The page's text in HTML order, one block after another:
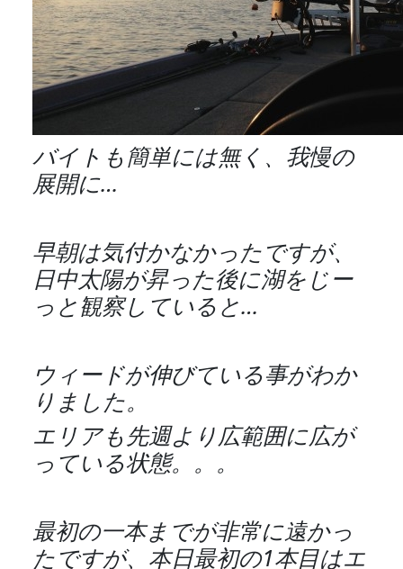
バイトも簡単には無く、我慢の
展開に…
早朝は気付かなかったですが、
日中太陽が昇った後に湖をじー
っと観察していると…
ウィードが伸びている事がわか
りました。
エリアも先週より広範囲に広が
っている状態。。。
最初の一本までが非常に遠かっ
たですが、本日最初の1本目はエ